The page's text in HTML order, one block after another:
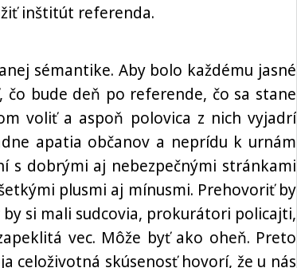
inštitút referenda.
sémantike. Aby bolo každému jasné
bude deň po referende, čo sa stane
voliť a aspoň polovica z nich vyjadrí
apatia občanov a neprídu k urnám
s dobrými aj nebezpečnými stránkami
plusmi aj mínusmi. Prehovoriť by
si mali sudcovia, prokurátori policajti,
vec. Môže byť ako oheň. Preto
celoživotná skúsenosť hovorí, že u nás